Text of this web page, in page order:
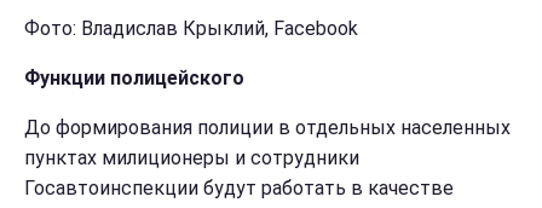
Фото: Владислав Крыклий, Facebook
Функции полицейского
До формирования полиции в отдельных населенных
пунктах милиционеры и сотрудники
Госавтоинспекции будут работать в качестве